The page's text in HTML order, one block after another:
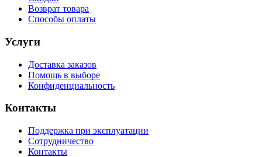
Возврат товара
Способы оплаты
Услуги
Доставка заказов
Помощь в выборе
Конфиденциальность
Контакты
Поддержка при эксплуатации
Сотрудничество
Контакты